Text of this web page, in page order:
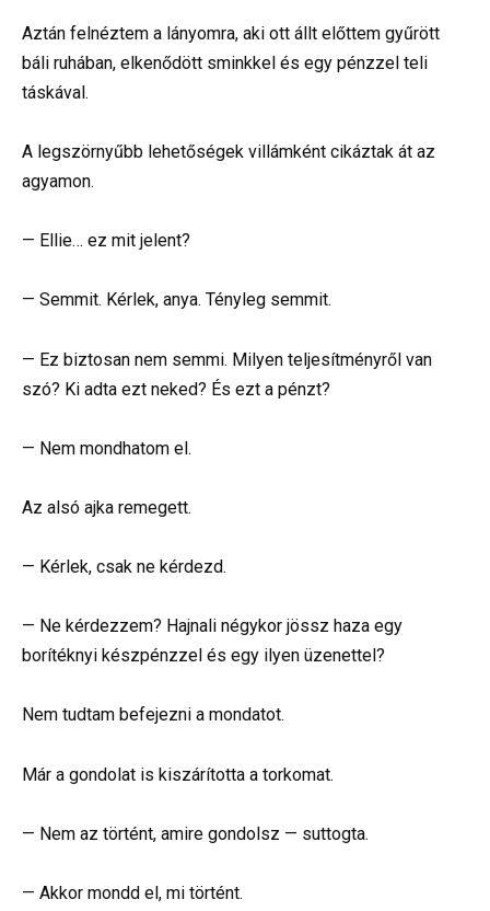
Aztán felnéztem a lányomra, aki ott állt előttem gyűrött
báli ruhában, elkenődött sminkkel és egy pénzzel teli
táskával.
A legszörnyűbb lehetőségek villámként cikáztak át az
agyamon.
— Ellie… ez mit jelent?
— Semmit. Kérlek, anya. Tényleg semmit.
— Ez biztosan nem semmi. Milyen teljesítményről van
szó? Ki adta ezt neked? És ezt a pénzt?
— Nem mondhatom el.
Az alsó ajka remegett.
— Kérlek, csak ne kérdezd.
— Ne kérdezzem? Hajnali négykor jössz haza egy
borítéknyi készpénzzel és egy ilyen üzenettel?
Nem tudtam befejezni a mondatot.
Már a gondolat is kiszárította a torkomat.
— Nem az történt, amire gondolsz — suttogta.
— Akkor mondd el, mi történt.